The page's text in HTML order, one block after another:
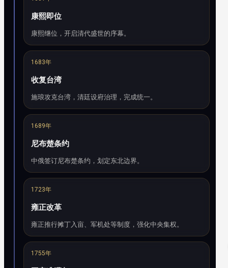
康熙即位
康熙继位，开启清代盛世的序幕。
1683年
收复台湾
施琅攻克台湾，清廷设府治理，完成统一。
1689年
尼布楚条约
中俄签订尼布楚条约，划定东北边界。
1723年
雍正改革
雍正推行摊丁入亩、军机处等制度，强化中央集权。
1755年